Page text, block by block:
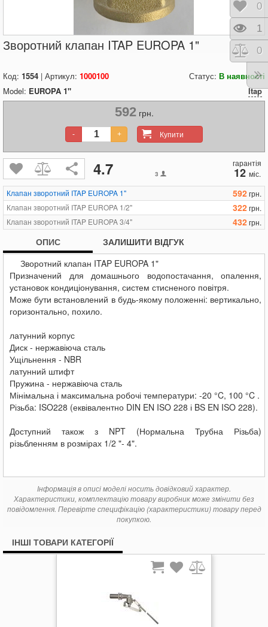
Зворотний клапан ITAP EUROPA 1"
Код: 1554 | Артикул: 1000100 Статус: В наявності
Model: EUROPA 1" Itap
592грн.
Купити
- +
4.7 3
гарантія
12 міс.
Клапан зворотний ITAP EUROPA 1"
592грн.
Клапан зворотний ITAP EUROPA 1/2"
322грн.
Клапан зворотний ITAP EUROPA 3/4"
432грн.
ОПИС
ЗАЛИШИТИ ВІДГУК
Зворотний клапан ITAP EUROPA 1"
Призначений для домашнього водопостачання, опалення,
установок кондиціонування, систем стисненого повітря.
Може бути встановлений в будь-якому положенні: вертикально,
горизонтально, похило.
латунний корпус
Диск - нержавіюча сталь
Ущільнення - NBR
латунний штифт
Пружина - нержавіюча сталь
Мінімальна і максимальна робочі температури: -20 °C, 100 °C .
Різьба: ISO228 (еквівалентно DIN EN ISO 228 і BS EN ISO 228).
Доступний також з NPT (Нормальна Трубна Різьба)
різьбленням в розмірах 1/2 "- 4".
Інформація в описі моделі носить довідковий характер.
Характеристики, комплектацію товару виробник може змінити без
повідомлення. Перевірте специфікацію (характеристики) товару перед
покупкою.
ІНШІ ТОВАРИ КАТЕГОРІЇ
0
1
0